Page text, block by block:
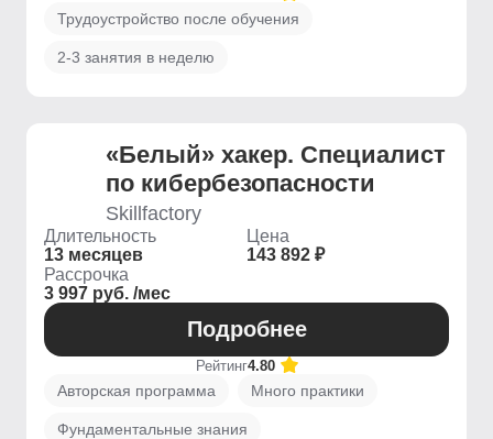
Трудоустройство после обучения
2-3 занятия в неделю
«Белый» хакер. Специалист
по кибербезопасности
Skillfactory
Длительность
13 месяцев
Цена
143 892 ₽
Рассрочка
3 997 руб. /мес
Подробнее
Рейтинг4.80
Авторская программа Много практики
Фундаментальные знания